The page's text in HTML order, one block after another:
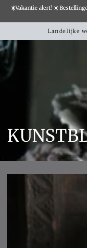
☀️Vakantie alert! ☀️
MISSING:
Landelijke
Collectie: